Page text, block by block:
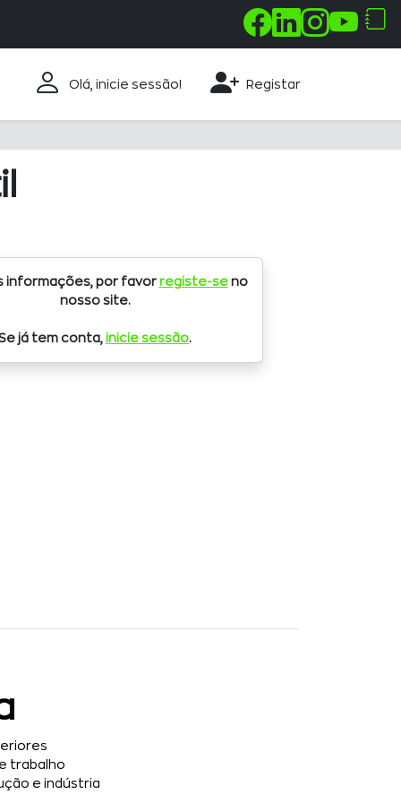
Olá, inicie sessão! Registar
informações, por favor registe-seno
nosso site.
já tem conta, inicie sessão.
trabalho
e indústria